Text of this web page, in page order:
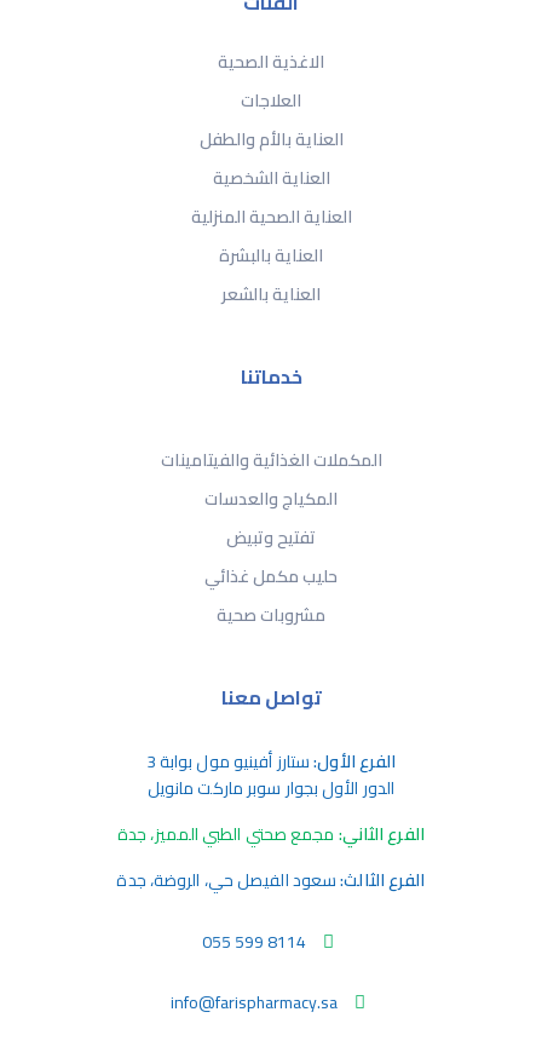
الاغذية الصحية
العلاجات
العناية بالأم والطفل
العناية الشخصية
العناية الصحية المنزلية
العناية بالبشرة
العناية بالشعر
خدماتنا
المكملات الغذائية والفيتامينات
المكياج والعدسات
تفتيح وتبيض
حليب مكمل غذائي
مشروبات صحية
تواصل معنا
الفرع الأول:ستارز أفينيو مول بوابة 3
الدور الأول بجوار سوبر ماركت مانويل
الفرع الثاني:مجمع صحتي الطبي المميز، جدة
الفرع الثالث:سعود الفيصل حي، الروضة، جدة
055 599 8114
info@farispharmacy.sa